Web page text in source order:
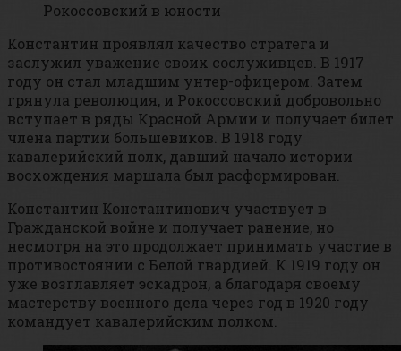
Рокоссовский в юности
Константин проявлял качество стратега и
заслужил уважение своих сослуживцев. В 1917
году он стал младшим унтер-офицером. Затем
грянула революция, и Рокоссовский добровольно
вступает в ряды Красной Армии и получает билет
члена партии большевиков. В 1918 году
кавалерийский полк, давший начало истории
восхождения маршала был расформирован.
Константин Константинович участвует в
Гражданской войне и получает ранение, но
несмотря на это продолжает принимать участие в
противостоянии с Белой гвардией. К 1919 году он
уже возглавляет эскадрон, а благодаря своему
мастерству военного дела через год в 1920 году
командует кавалерийским полком.